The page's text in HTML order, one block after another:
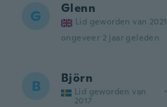
G Glenn
Lid geworden van 2021
ongeveer 2 jaar geleden
B Björn
Lid geworden van
2017
·